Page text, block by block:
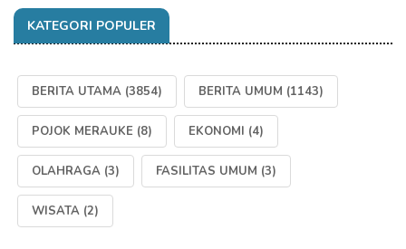
KATEGORI POPULER
BERITA UTAMA (3854) BERITA UMUM (1143)
POJOK MERAUKE (8) EKONOMI (4)
OLAHRAGA (3) FASILITAS UMUM (3)
WISATA (2)